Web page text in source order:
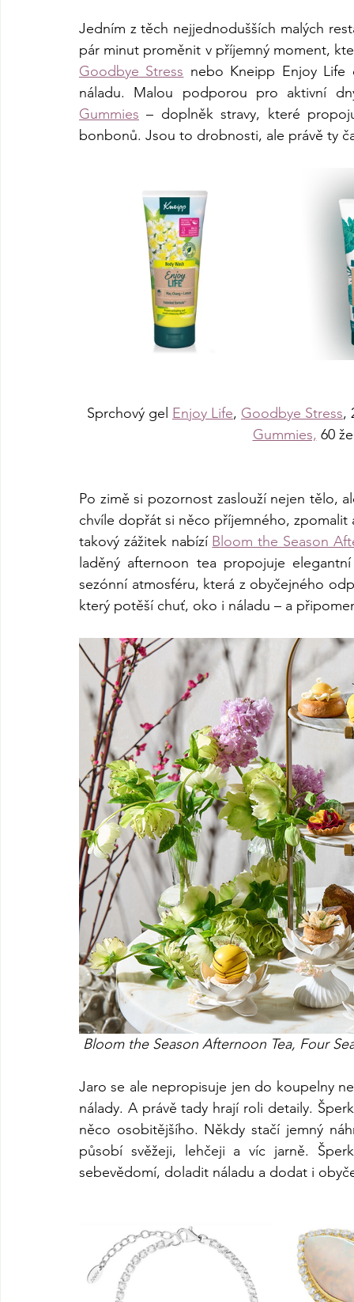
Jedním z těch nejjednodušších malých
pár minut proměnit v příjemný moment,
Goodbye Stress nebo Kneipp Enjoy
náladu. Malou podporou pro aktivní
Gummies – doplněk stravy, které
bonbonů. Jsou to drobnosti, ale právě ty
Sprchový gel Enjoy Life, Goodbye Stress,
Gummies, 60
Po zimě si pozornost zaslouží nejen tělo,
chvíle dopřát si něco příjemného, zpomalit
takový zážitek nabízí Bloom the Season
laděný afternoon tea propojuje
sezónní atmosféru, která z obyčejného
který potěší chuť, oko i náladu – a
Bloom the Season Afternoon Tea, Four
Jaro se ale nepropisuje jen do koupelny
nálady. A právě tady hrají roli detaily.
něco osobitějšího. Někdy stačí jemný
působí svěžeji, lehčeji a víc jarně.
sebevědomí, doladit náladu a dodat i